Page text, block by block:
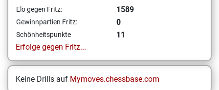
Elo gegen Fritz: 1589
Gewinnpartien Fritz: 0
Schönheitspunkte
11
Erfolge gegen Fritz...
Keine Drills auf Mymoves.chessbase.com